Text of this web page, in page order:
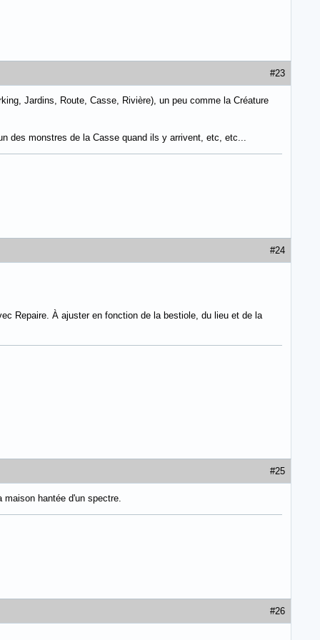
#23
Jardins, Route, Casse, Rivière), un peu comme la Créature
des monstres de la Casse quand ils y arrivent, etc, etc...
#24
Repaire. À ajuster en fonction de la bestiole, du lieu et de la
#25
hantée d'un spectre.
#26